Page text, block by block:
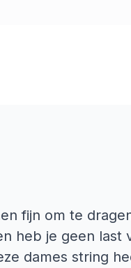
fijn om te
heb je geen last
dames string